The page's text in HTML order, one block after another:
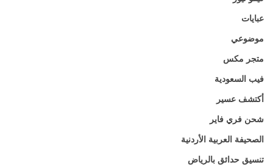
عبايات
موضوعي
متجر مكس
فيب السعودية
أكتشف عسير
شحن فري فاير
الصحيفة العربية الأردنية
تنسيق حدائق بالرياض